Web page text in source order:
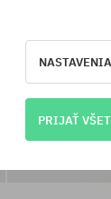
NASTAVENIA
PRIJAŤ